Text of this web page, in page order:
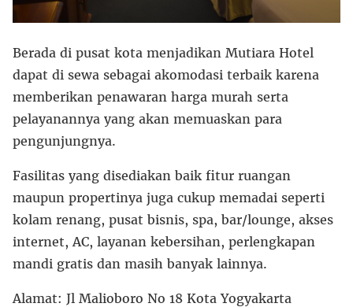
Berada di pusat kota menjadikan Mutiara Hotel
dapat di sewa sebagai akomodasi terbaik karena
memberikan penawaran harga murah serta
pelayanannya yang akan memuaskan para
pengunjungnya.
Fasilitas yang disediakan baik fitur ruangan
maupun propertinya juga cukup memadai seperti
kolam renang, pusat bisnis, spa, bar/lounge, akses
internet, AC, layanan kebersihan, perlengkapan
mandi gratis dan masih banyak lainnya.
Alamat: Jl Malioboro No 18 Kota Yogyakarta